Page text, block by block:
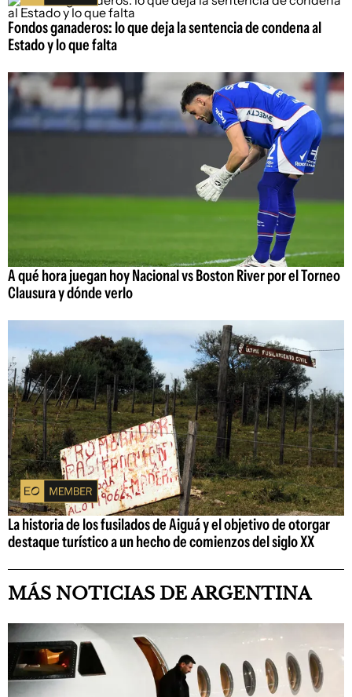
Fondos ganaderos: lo que deja la sentencia de condena al
Estado y lo que falta
A qué hora juegan hoy Nacional vs Boston River por el Torneo
Clausura y dónde verlo
La historia de los fusilados de Aiguá y el objetivo de otorgar
destaque turístico a un hecho de comienzos del siglo XX
MÁS NOTICIAS DE ARGENTINA